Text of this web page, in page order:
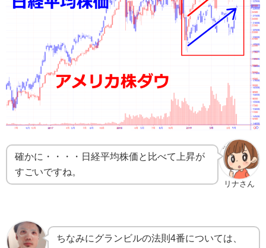
リナさん
確かに・・・・日経平均株価と比べて上昇が
すごいですね。
ちなみにグランビルの法則4番については、